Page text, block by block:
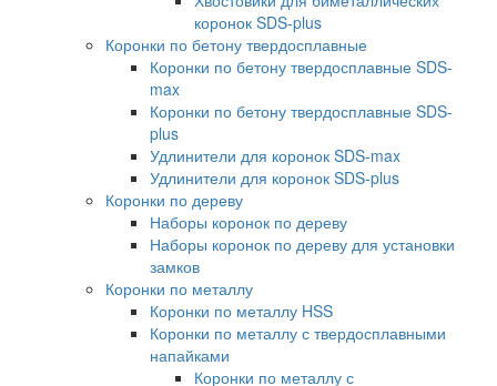
коронок SDS-plus
Коронки по бетону твердосплавные
Коронки по бетону твердосплавные SDS-
max
Коронки по бетону твердосплавные SDS-
plus
Удлинители для коронок SDS-max
Удлинители для коронок SDS-plus
Коронки по дереву
Наборы коронок по дереву
Наборы коронок по дереву для установки
замков
Коронки по металлу
Коронки по металлу HSS
Коронки по металлу с твердосплавными
напайками
Коронки по металлу с